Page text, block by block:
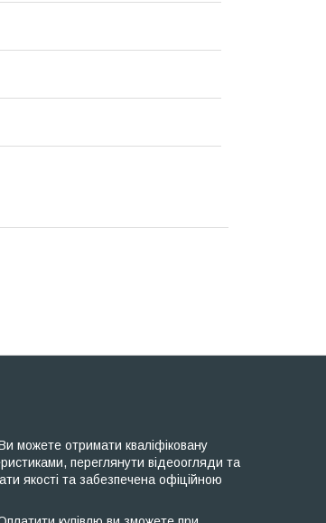
можете отримати кваліфіковану
переглянути відеоогляди та
якості та забезпечена офіційною